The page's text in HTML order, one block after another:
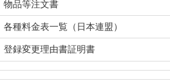
物品等注文書
各種料金表一覧（日本連盟）
登録変更理由書証明書